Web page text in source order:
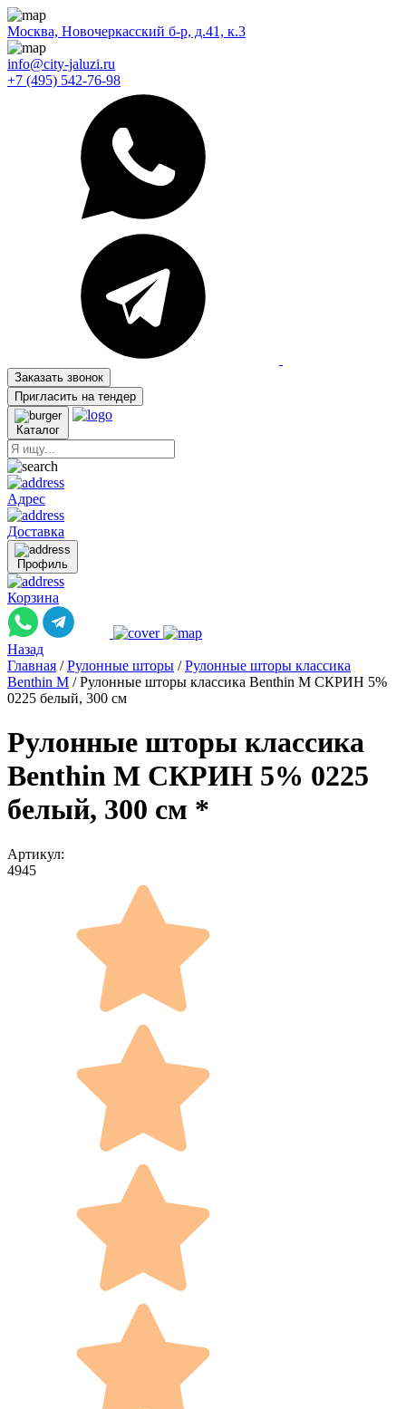
Москва, Новочеркасский б-р, д.41, к.3
info@city-jaluzi.ru
+7 (495) 542-76-98
Заказать звонок
Пригласить на тендер
Каталог
Адрес
Доставка
Профиль
Корзина
Назад
Главная / Рулонные шторы / Рулонные шторы классика
Benthin M / Рулонные шторы классика Benthin M СКРИН 5%
0225 белый, 300 см
Рулонные шторы классика
Benthin M СКРИН 5% 0225
белый, 300 см *
Артикул:
4945